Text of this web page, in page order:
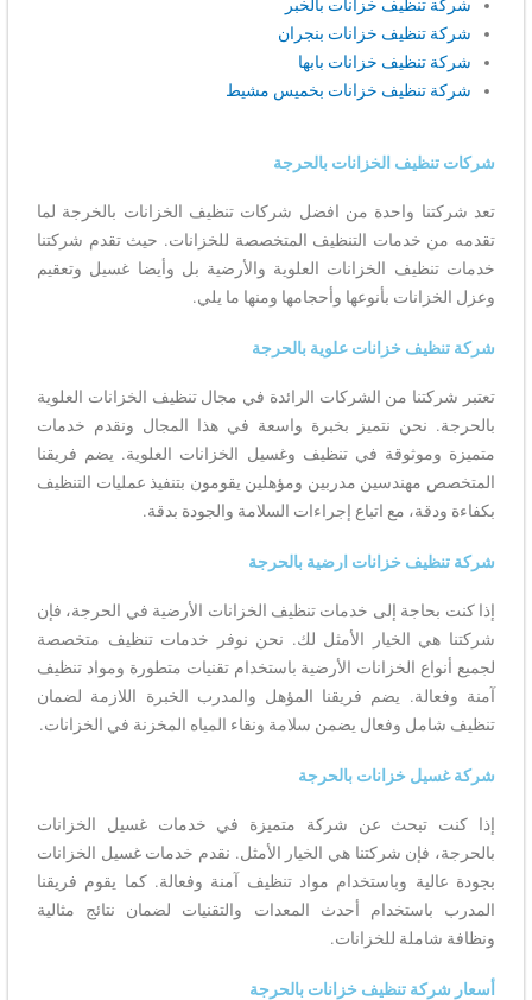
شركة تنظيف خزانات بالخبر
شركة تنظيف خزانات بنجران
شركة تنظيف خزانات بابها
شركة تنظيف خزانات بخميس مشيط
شركات تنظيف الخزانات بالحرجة
تعد شركتنا واحدة من افضل شركات تنظيف الخزانات بالخرجة لما
تقدمه من خدمات التنظيف المتخصصة للخزانات. حيث تقدم شركتنا
خدمات تنظيف الخزانات العلوية والأرضية بل وأيضا غسيل وتعقيم
وعزل الخزانات بأنوعها وأحجامها ومنها ما يلي.
شركة تنظيف خزانات علوية بالحرجة
تعتبر شركتنا من الشركات الرائدة في مجال تنظيف الخزانات العلوية
بالحرجة. نحن نتميز بخبرة واسعة في هذا المجال ونقدم خدمات
متميزة وموثوقة في تنظيف وغسيل الخزانات العلوية. يضم فريقنا
المتخصص مهندسين مدربين ومؤهلين يقومون بتنفيذ عمليات التنظيف
بكفاءة ودقة، مع اتباع إجراءات السلامة والجودة بدقة.
شركة تنظيف خزانات ارضية بالحرجة
إذا كنت بحاجة إلى خدمات تنظيف الخزانات الأرضية في الحرجة، فإن
شركتنا هي الخيار الأمثل لك. نحن نوفر خدمات تنظيف متخصصة
لجميع أنواع الخزانات الأرضية باستخدام تقنيات متطورة ومواد تنظيف
آمنة وفعالة. يضم فريقنا المؤهل والمدرب الخبرة اللازمة لضمان
تنظيف شامل وفعال يضمن سلامة ونقاء المياه المخزنة في الخزانات.
شركة غسيل خزانات بالحرجة
إذا كنت تبحث عن شركة متميزة في خدمات غسيل الخزانات
بالحرجة، فإن شركتنا هي الخيار الأمثل. نقدم خدمات غسيل الخزانات
بجودة عالية وباستخدام مواد تنظيف آمنة وفعالة. كما يقوم فريقنا
المدرب باستخدام أحدث المعدات والتقنيات لضمان نتائج مثالية
ونظافة شاملة للخزانات.
أسعار شركة تنظيف خزانات بالحرجة